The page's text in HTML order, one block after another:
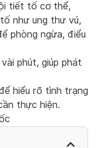
tiết tố cơ thể,
như ung thư vú,
phòng ngừa, điểu
phút, giúp phát
hiểu rõ tình trạng
thực hiện.